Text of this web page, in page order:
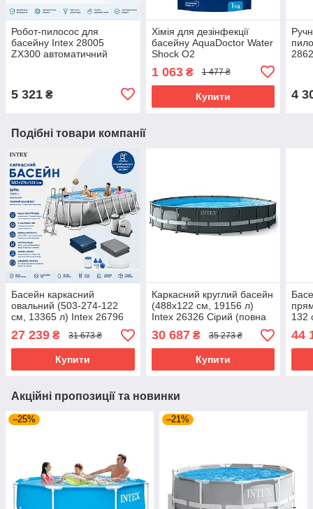
Робот-пилосос для
басейну Intex 28005
ZX300 автоматичний
5 321 ₴
Хімія для дезінфекції
басейну AquaDoctor Water
Shock O2
1 063₴ 1 477 ₴
Купити 4
Подібні товари компанії
Басейн каркасний
овальний (503-274-122
см, 13365 л) Intex 26796
Сірий (повна
комплектація)
27 239 ₴ 31 673 ₴
Купити
Каркасний круглий басейн
(488x122 см, 19156 л)
Intex 26326 Сірий (повна
комплектація)
30 687₴ 35 273 ₴
Купити
132
44
Акційні пропозиції та новинки
–25% –21%